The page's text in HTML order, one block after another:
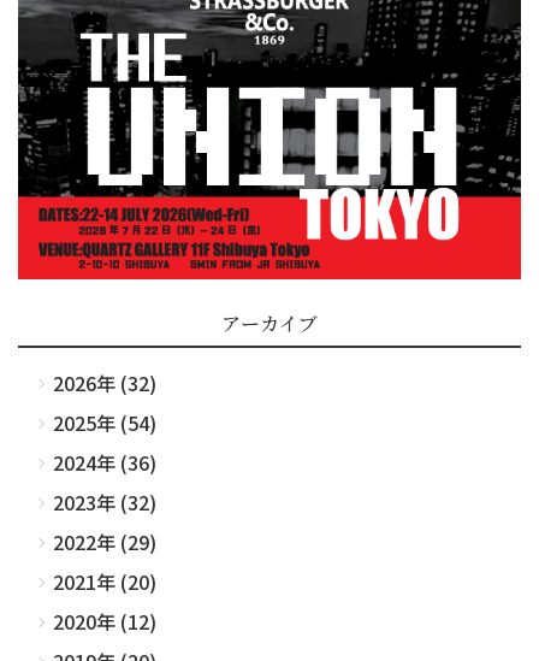
アーカイブ
2026年 (32)
2025年 (54)
2024年 (36)
2023年 (32)
2022年 (29)
2021年 (20)
2020年 (12)